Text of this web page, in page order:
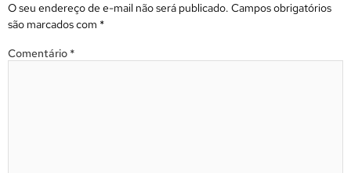
O seu endereço de e-mail não será publicado. Campos obrigatórios
são marcados com *
Comentário *